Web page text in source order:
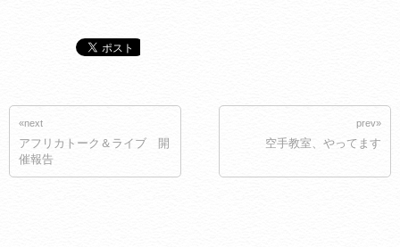
«next
アフリカトーク＆ライブ 開
催報告
prev»
空手教室、やってます